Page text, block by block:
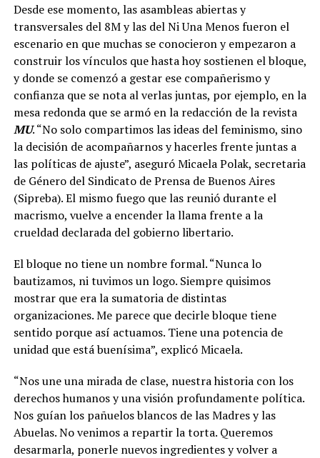
Desde ese momento, las asambleas abiertas y
transversales del 8M y las del Ni Una Menos fueron el
escenario en que muchas se conocieron y empezaron a
construir los vínculos que hasta hoy sostienen el bloque,
y donde se comenzó a gestar ese compañerismo y
confianza que se nota al verlas juntas, por ejemplo, en la
mesa redonda que se armó en la redacción de la revista
MU. “No solo compartimos las ideas del feminismo, sino
la decisión de acompañarnos y hacerles frente juntas a
las políticas de ajuste”, aseguró Micaela Polak, secretaria
de Género del Sindicato de Prensa de Buenos Aires
(Sipreba). El mismo fuego que las reunió durante el
macrismo, vuelve a encender la llama frente a la
crueldad declarada del gobierno libertario.
El bloque no tiene un nombre formal. “Nunca lo
bautizamos, ni tuvimos un logo. Siempre quisimos
mostrar que era la sumatoria de distintas
organizaciones. Me parece que decirle bloque tiene
sentido porque así actuamos. Tiene una potencia de
unidad que está buenísima”, explicó Micaela.
“Nos une una mirada de clase, nuestra historia con los
derechos humanos y una visión profundamente política.
Nos guían los pañuelos blancos de las Madres y las
Abuelas. No venimos a repartir la torta. Queremos
desarmarla, ponerle nuevos ingredientes y volver a